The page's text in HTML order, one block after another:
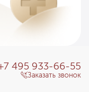
495 933-66-55
Заказать звонок